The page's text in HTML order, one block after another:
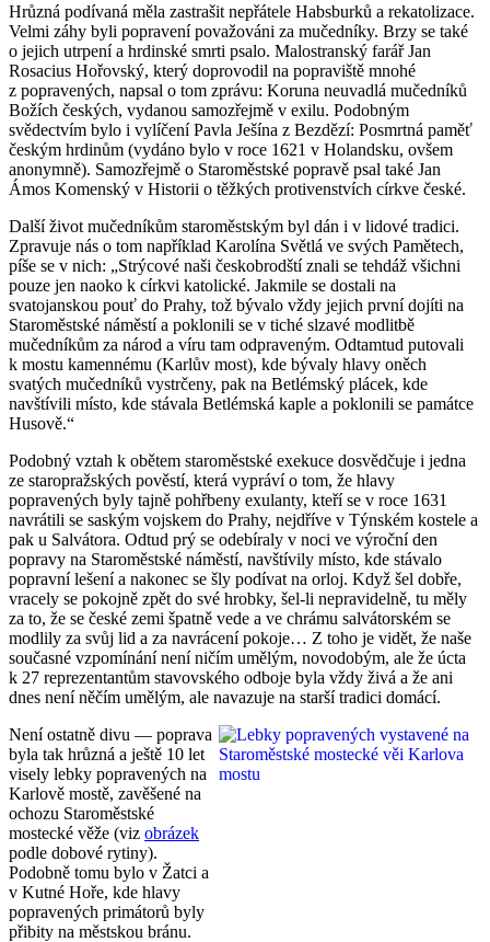
Hrůzná podívaná měla zastrašit nepřátele Habsburků a rekatolizace.
Velmi záhy byli popravení považováni za mučedníky. Brzy se také
o jejich utrpení a hrdinské smrti psalo. Malostranský farář Jan
Rosacius Hořovský, který doprovodil na popraviště mnohé
z popravených, napsal o tom zprávu: Koruna neuvadlá mučedníků
Božích českých, vydanou samozřejmě v exilu. Podobným
svědectvím bylo i vylíčení Pavla Ješína z Bezdězí: Posmrtná paměť
českým hrdinům (vydáno bylo v roce 1621 v Holandsku, ovšem
anonymně). Samozřejmě o Staroměstské popravě psal také Jan
Ámos Komenský v Historii o těžkých protivenstvích církve české.
Další život mučedníkům staroměstským byl dán i v lidové tradici.
Zpravuje nás o tom například Karolína Světlá ve svých Pamětech,
píše se v nich: „Strýcové naši českobrodští znali se tehdáž všichni
pouze jen naoko k církvi katolické. Jakmile se dostali na
svatojanskou pouť do Prahy, tož bývalo vždy jejich první dojíti na
Staroměstské náměstí a poklonili se v tiché slzavé modlitbě
mučedníkům za národ a víru tam odpraveným. Odtamtud putovali
k mostu kamennému (Karlův most), kde bývaly hlavy oněch
svatých mučedníků vystrčeny, pak na Betlémský plácek, kde
navštívili místo, kde stávala Betlémská kaple a poklonili se památce
Husově.“
Podobný vztah k obětem staroměstské exekuce dosvědčuje i jedna
ze staropražských pověstí, která vypráví o tom, že hlavy
popravených byly tajně pohřbeny exulanty, kteří se v roce 1631
navrátili se saským vojskem do Prahy, nejdříve v Týnském kostele a
pak u Salvátora. Odtud prý se odebíraly v noci ve výroční den
popravy na Staroměstské náměstí, navštívily místo, kde stávalo
popravní lešení a nakonec se šly podívat na orloj. Když šel dobře,
vracely se pokojně zpět do své hrobky, šel-li nepravidelně, tu měly
za to, že se české zemi špatně vede a ve chrámu salvátorském se
modlily za svůj lid a za navrácení pokoje… Z toho je vidět, že naše
současné vzpomínání není ničím umělým, novodobým, ale že úcta
k 27 reprezentantům stavovského odboje byla vždy živá a že ani
dnes není něčím umělým, ale navazuje na starší tradici domácí.
Není ostatně divu — poprava
byla tak hrůzná a ještě 10 let
visely lebky popravených na
Karlově mostě, zavěšené na
ochozu Staroměstské
mostecké věže (viz obrázek
podle dobové rytiny).
Podobně tomu bylo v Žatci a
v Kutné Hoře, kde hlavy
popravených primátorů byly
přibity na městskou bránu.